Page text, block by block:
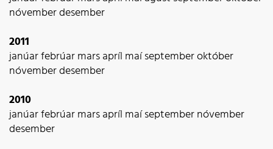
nóvemberdesember
2011
janúarfebrúarmarsapríl maíseptemberoktóber
nóvemberdesember
2010
janúarfebrúarmarsapríl maíseptembernóvember
desember